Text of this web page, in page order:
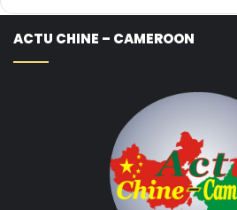
ACTU CHINE – CAMEROON